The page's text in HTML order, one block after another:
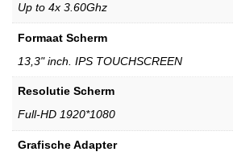
Up to 4x 3.60Ghz
Formaat Scherm
13,3" inch. IPS TOUCHSCREEN
Resolutie Scherm
Full-HD 1920*1080
Grafische Adapter